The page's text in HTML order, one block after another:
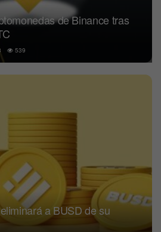
de Binance tras
539
a BUSD de su